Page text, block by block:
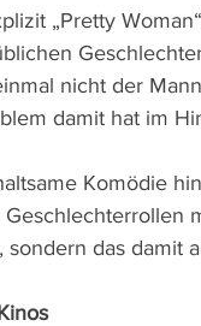
„Pretty
nicht der
damit hat im
Komödie
sondern das damit